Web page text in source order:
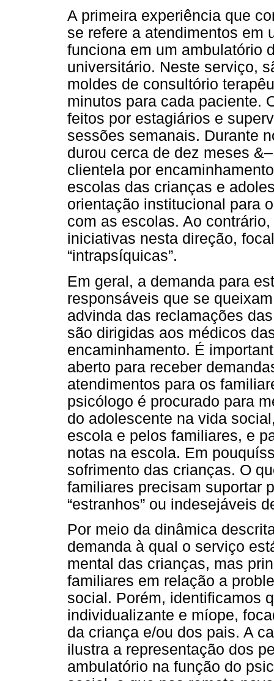
A primeira experiência que
se refere a atendimentos em
funciona em um ambulatório
universitário. Neste serviço,
moldes de consultório
minutos para cada paciente.
feitos por estagiários e
sessões semanais. Durante
durou cerca de dez meses
clientela por
escolas das crianças e
orientação institucional para
com as escolas. Ao
iniciativas nesta direção,
“intrapsíquicas”.
Em geral, a demanda para
responsáveis que se
advinda das reclamações
são dirigidas aos médicos
encaminhamento. É
aberto para receber
atendimentos para os
psicólogo é procurado para
do adolescente na vida
escola e pelos familiares, e
notas na escola. Em
sofrimento das crianças. O
familiares precisam suportar
“estranhos” ou indesejáveis
Por meio da dinâmica
demanda à qual o serviço
mental das crianças, mas
familiares em relação a
social. Porém, identificamos
individualizante e míope,
da criança e/ou dos pais. A
ilustra a representação dos
ambulatório na função do